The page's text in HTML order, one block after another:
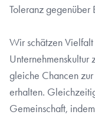
Toleranz gegenüber
Wir schätzen
gleiche Chancen
erhalten.
Gemeinschaft,